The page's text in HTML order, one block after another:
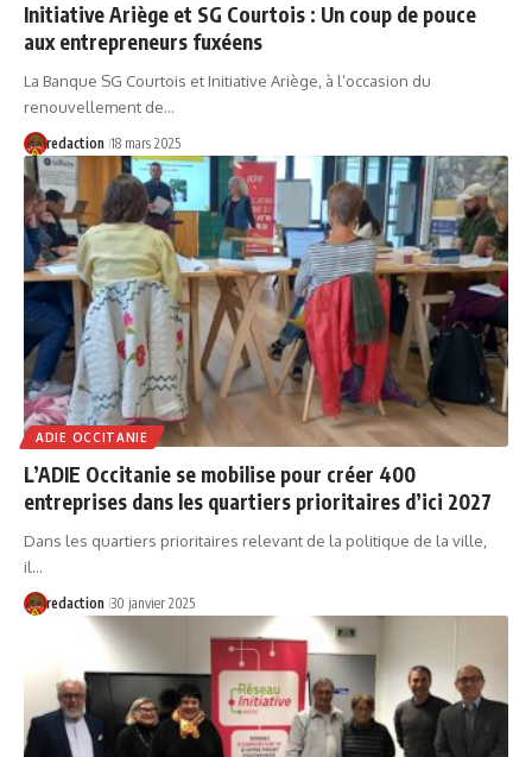
Initiative Ariège et SG Courtois : Un coup de pouce
aux entrepreneurs fuxéens
La Banque SG Courtois et Initiative Ariège, à l’occasion du
renouvellement de…
redaction 18 mars 2025
ADIE OCCITANIE
L’ADIE Occitanie se mobilise pour créer 400
entreprises dans les quartiers prioritaires d’ici 2027
Dans les quartiers prioritaires relevant de la politique de la ville,
il…
redaction 30 janvier 2025